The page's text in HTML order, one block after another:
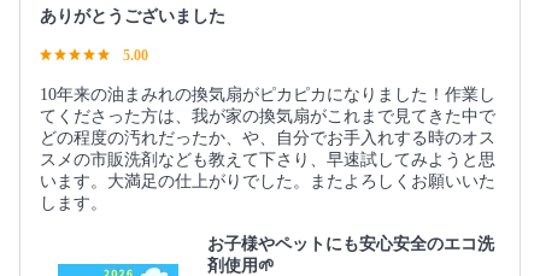
ありがとうございました
5.00
10年来の油まみれの換気扇がピカピカになりました！作業し
てくださった方は、我が家の換気扇がこれまで見てきた中で
どの程度の汚れだったか、や、自分でお手入れする時のオス
スメの市販洗剤なども教えて下さり、早速試してみようと思
います。大満足の仕上がりでした。またよろしくお願いいた
します。
お子様やペットにも安心安全のエコ洗
剤使用🌱